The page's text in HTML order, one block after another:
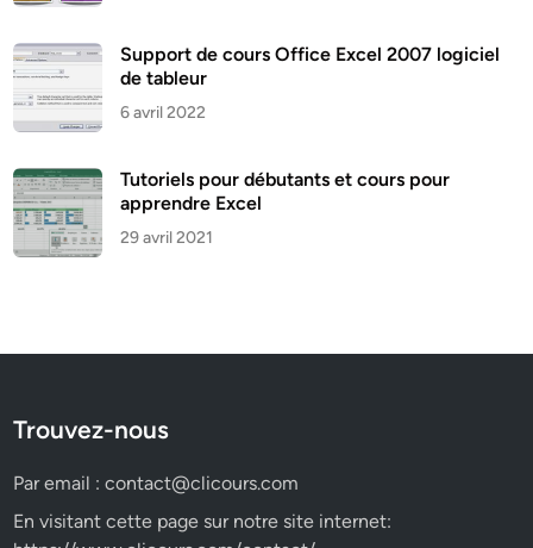
Support de cours Office Excel 2007 logiciel
de tableur
6 avril 2022
Tutoriels pour débutants et cours pour
apprendre Excel
29 avril 2021
Trouvez-nous
Par email :contact@clicours.com
En visitant cette page sur notre site internet: